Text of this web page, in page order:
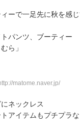
ーで一足先に秋を感じ
パンツ、ブーティー
ら」
matome.naver.jp/
ネックレス
アイテムもプチプラ